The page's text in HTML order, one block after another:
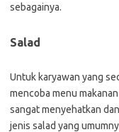
sebagainya.
Salad
Untuk karyawan yang
mencoba menu
sangat menyehatkan
jenis salad yang